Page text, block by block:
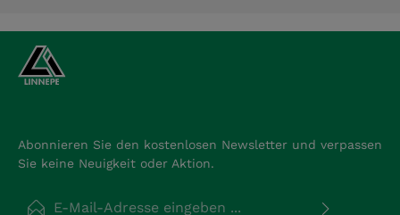
Abonnieren Sie den kostenlosen Newsletter und verpassen
Sie keine Neuigkeit oder Aktion.